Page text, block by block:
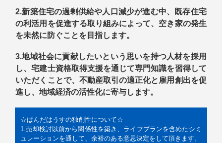
2.新築住宅の過剰供給や人口減少が進む中、既存住宅
の利活用を促進する取り組みによって、空き家の発生
を未然に防ぐことを目指します。
3.地域社会に貢献したいという思いを持つ人材を採用
し、宅建士資格取得支援を通じて専門知識を習得して
いただくことで、不動産取引の適正化と雇用創出を促
進し、地域経済の活性化に寄与します。
☆ぱんだはうすの独創性について☆
1.売却検討以前から関係性を築き、ライフプランを含めたシミ
ュレーションを通して、余裕のある意思決定をして頂きます。